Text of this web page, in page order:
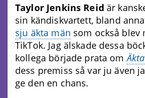
Taylor Jenkins Reid är
sin kändiskvartett, bland
sju äkta män som också blev
TikTok. Jag älskade dessa
kollega började prata om
dess premiss så var ju även
ge den en chans.